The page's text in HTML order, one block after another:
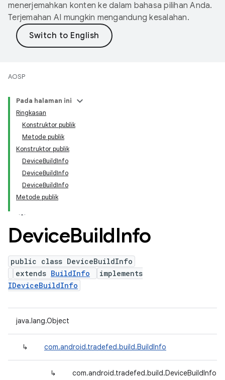
menerjemahkan konten ke dalam bahasa pilihan Anda.
Terjemahan AI mungkin mengandung kesalahan.
AOSP
Pada halaman ini
Ringkasan
Konstruktor publik
Metode publik
Konstruktor publik
DeviceBuildInfo
DeviceBuildInfo
DeviceBuildInfo
Metode publik
DeviceBuildInfo
public class DeviceBuildInfo
extends BuildInfo
implements
IDeviceBuildInfo
java.lang.Object
↳ com.android.tradefed.build.BuildInfo
↳ com.android.tradefed.build.DeviceBuildInfo